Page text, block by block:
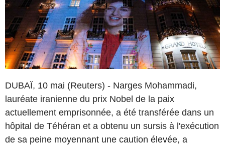
DUBAÏ, 10 mai (Reuters) - Narges Mohammadi,
lauréate iranienne du prix Nobel de la paix
actuellement emprisonnée, a été transférée dans un
hôpital de Téhéran et a obtenu un sursis à l'exécution
de sa peine moyennant une caution élevée, a